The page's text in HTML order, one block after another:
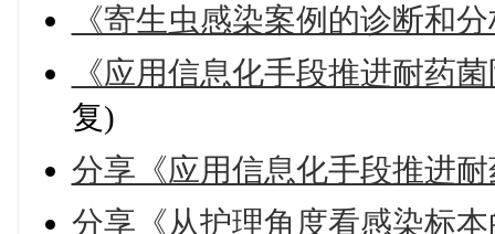
《寄生虫感染案例的诊断和
《应用信息化手段推进耐药
复)
分享《应用信息化手段推进
分享《从护理角度看感染标